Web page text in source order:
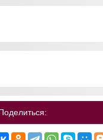
Поделиться: